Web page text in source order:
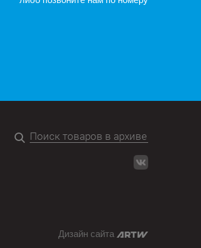
Дизайн сайта